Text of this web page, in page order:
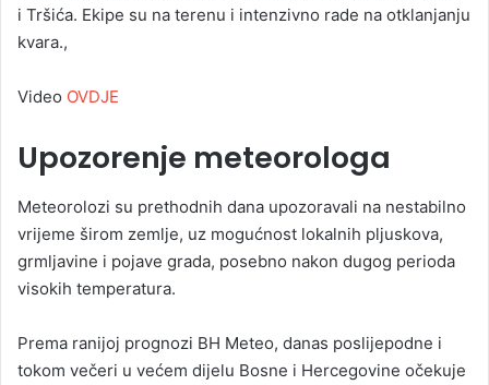
i Tršića. Ekipe su na terenu i intenzivno rade na otklanjanju
kvara.,
Video OVDJE
Upozorenje meteorologa
Meteorolozi su prethodnih dana upozoravali na nestabilno
vrijeme širom zemlje, uz mogućnost lokalnih pljuskova,
grmljavine i pojave grada, posebno nakon dugog perioda
visokih temperatura.
Prema ranijoj prognozi BH Meteo, danas poslijepodne i
tokom večeri u većem dijelu Bosne i Hercegovine očekuje